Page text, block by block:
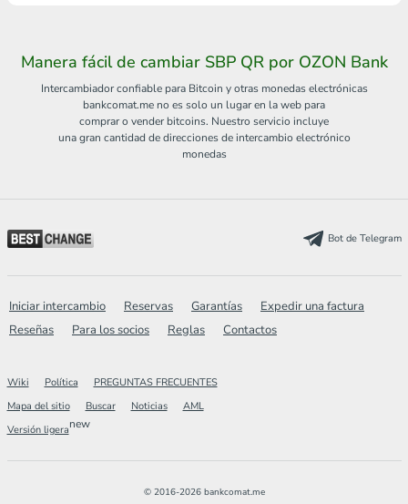
Manera fácil de cambiar SBP QR por OZON Bank
Intercambiador confiable para Bitcoin y otras monedas electrónicas
bankcomat.me no es solo un lugar en la web para
comprar o vender bitcoins. Nuestro servicio incluye
una gran cantidad de direcciones de intercambio electrónico
monedas
Bot de Telegram
Iniciar intercambio Reservas Garantías
Expedir una factura
Reseñas
Para los socios Reglas Contactos
Wiki Política
PREGUNTAS FRECUENTES
Mapa del sitio
Buscar Noticias
AML
Versión ligeranew
© 2016-2026 bankcomat.me